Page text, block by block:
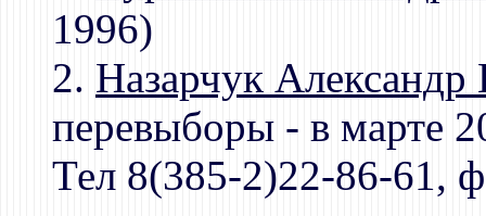
1996)
2. Назарчук Александр
перевыборы - в марте
Тел 8(385-2)22-86-61,